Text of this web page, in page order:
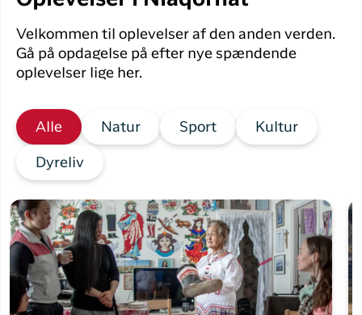
Velkommen til oplevelser af den anden verden.
Gå på opdagelse på efter nye spændende
oplevelser lige her.
Alle Natur Sport Kultur
Dyreliv